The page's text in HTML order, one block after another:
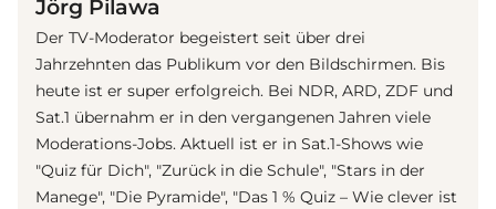
Jörg Pilawa
Der TV-Moderator begeistert seit über drei
Jahrzehnten das Publikum vor den Bildschirmen. Bis
heute ist er super erfolgreich. Bei NDR, ARD, ZDF und
Sat.1 übernahm er in den vergangenen Jahren viele
Moderations-Jobs. Aktuell ist er in Sat.1-Shows wie
"Quiz für Dich", "Zurück in die Schule", "Stars in der
Manege", "Die Pyramide", "Das 1 % Quiz – Wie clever ist